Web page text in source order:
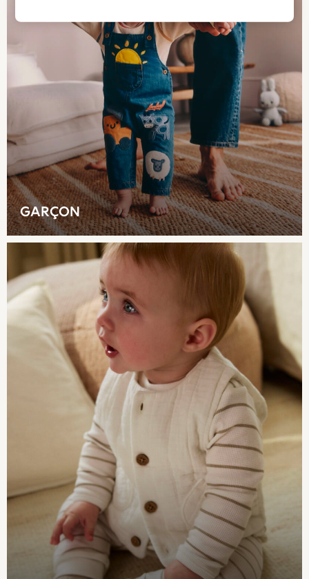
Trending: Top & Short Sets
Trending: Clogs
THE SET
98 - 110cm
116 - 134cm
140 - 174cm
All Clothing
T-Shirts
Dresses
Shorts & Skirts
Coats & Jackets
Sweatshirts & Hoodies
Knitwear
Trousers & Leggings
Sets & Outfits
Tops
Nightwear & Pyjamas
Jumpsuits & Playsuits
Jeans
Shirts & Blouses
Swimwear
Sportswear
Dungarees
Multipacks
All Holiday Shop
Tops
Dresses
Shorts
Skirts
Sandals & Sliders
Rash Vests
Sun Safe Swimwear
GARÇON